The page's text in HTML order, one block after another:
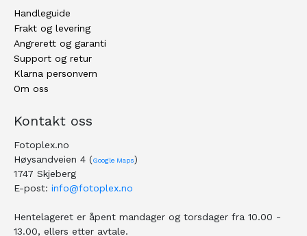
Handleguide
Frakt og levering
Angrerett og garanti
Support og retur
Klarna personvern
Om oss
Kontakt oss
Fotoplex.no
Høysandveien 4 (Google Maps)
1747 Skjeberg
E-post: info@fotoplex.no
Hentelageret er åpent mandager og torsdager fra 10.00 -
13.00, ellers etter avtale.